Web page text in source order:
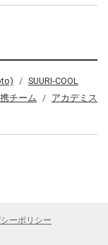
SUURI-COOL
チーム
アカデミス
ーポリシー